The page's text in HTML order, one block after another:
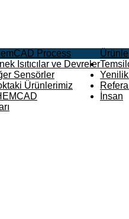
Process
Isıtıcılar ve Devreler
Sensörler
Ürünlerimiz
İnsan